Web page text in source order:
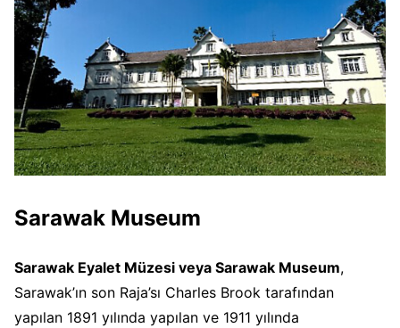
Sarawak Museum
Sarawak Eyalet Müzesi veya Sarawak Museum,
Sarawak’ın son Raja’sı Charles Brook tarafından
yapılan 1891 yılında yapılan ve 1911 yılında